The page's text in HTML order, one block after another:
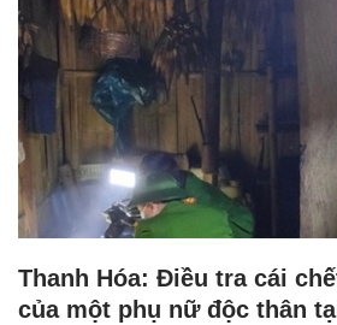
Thanh Hóa: Điều tra cái
của một phụ nữ độc thân